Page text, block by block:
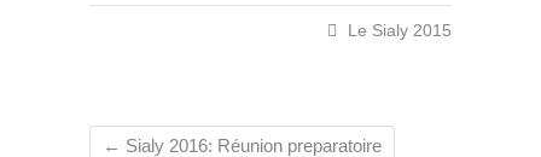
Le Sialy 2015
← Sialy 2016: Réunion preparatoire